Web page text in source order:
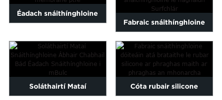
Éadach snáithínghloine
le ...
Fabraic snáithínghloine
surfála Surfáil,
snáithínghloine...
Soláthairtí Mataí Cóta rubair silicone